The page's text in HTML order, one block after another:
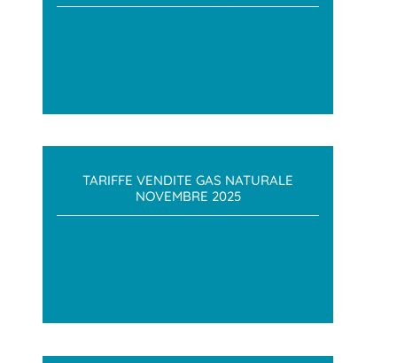
TARIFFE VENDITE GAS NATURALE
NOVEMBRE 2025